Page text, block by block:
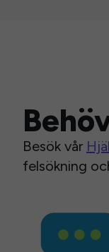
Besök vår
felsökning